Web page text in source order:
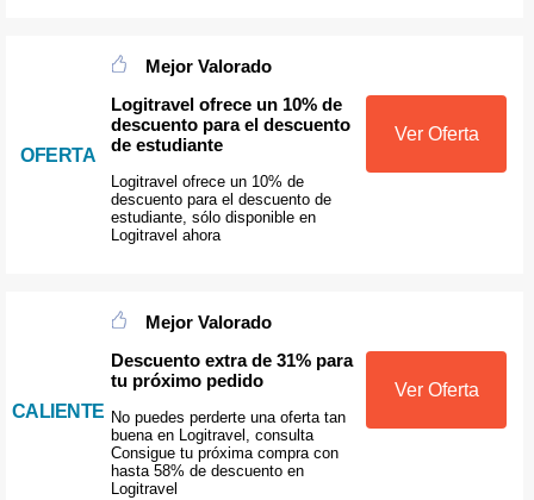
OFERTA
Mejor Valorado
Logitravel ofrece un 10% de
descuento para el descuento
de estudiante
Logitravel ofrece un 10% de
descuento para el descuento de
estudiante, sólo disponible en
Logitravel ahora
Ver Oferta
CALIENTE
Mejor Valorado
Descuento extra de 31% para
tu próximo pedido
No puedes perderte una oferta tan
buena en Logitravel, consulta
Consigue tu próxima compra con
hasta 58% de descuento en
Logitravel
Ver Oferta